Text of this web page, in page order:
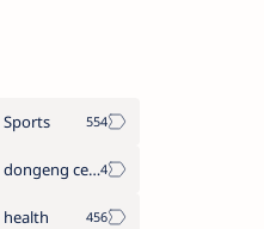
Sports
dongeng cerita legenda
health